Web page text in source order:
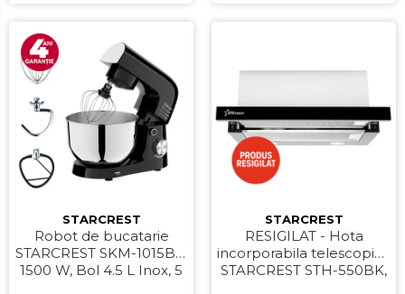
STARCREST
Robot de bucatarie
STARCREST SKM-1015BK,
1500 W, Bol 4.5 L Inox, 5
STARCREST
RESIGILAT - Hota
incorporabila telescopica
STARCREST STH-550BK,